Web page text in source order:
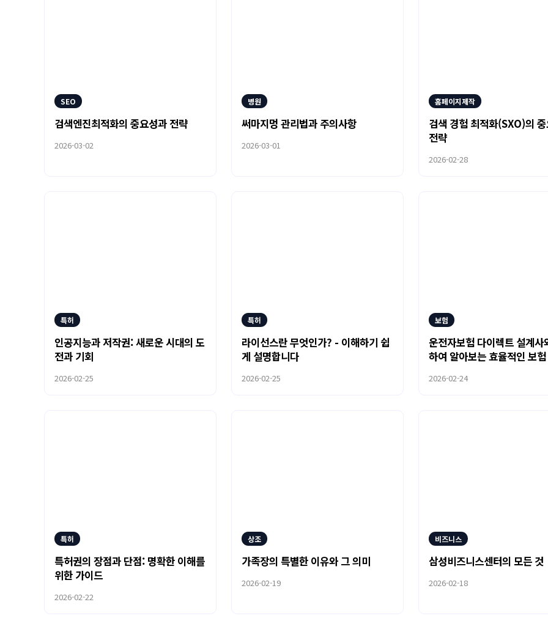
SEO
검색엔진최적화의 중요성과 전략
2026-03-02
병원
써마지멍 관리법과 주의사항
2026-03-01
홈페이지제작
검색 경험 최적화(SXO)의
전략
2026-02-28
특허
인공지능과 저작권: 새로운 시대의 도
전과 기회
2026-02-25
특허
라이선스란 무엇인가? - 이해하기 쉽
게 설명합니다
2026-02-25
보험
운전자보험 다이렉트 설계사
하여 알아보는 효율적인 보
2026-02-24
특허
특허권의 장점과 단점: 명확한 이해를
위한 가이드
2026-02-22
상조
가족장의 특별한 이유와 그 의미
2026-02-19
비즈니스
삼성비즈니스센터의 모든 것
2026-02-18